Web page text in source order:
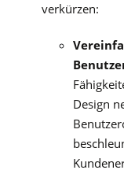
verkürzen:
Design